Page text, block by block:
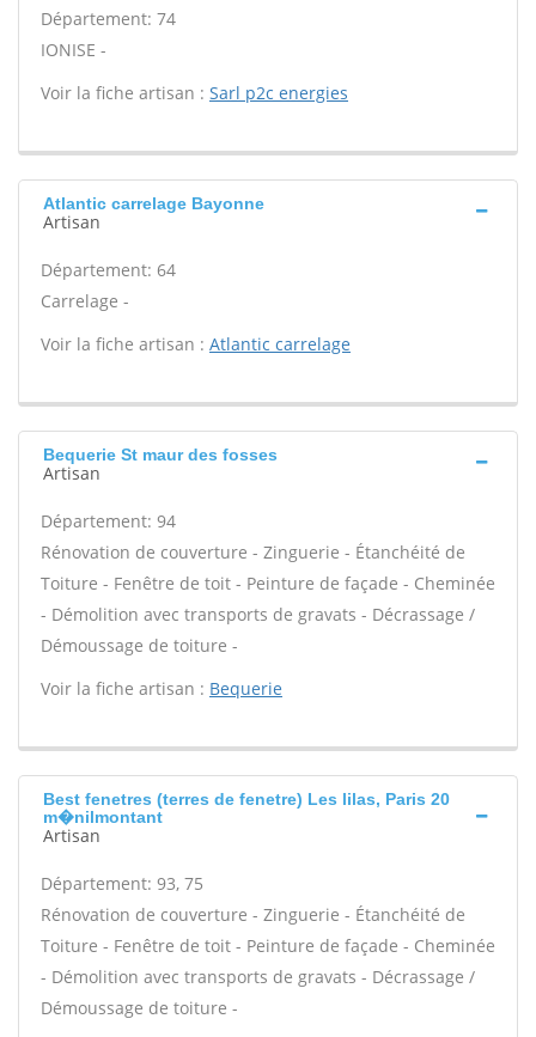
Département: 74
IONISE -
Voir la fiche artisan : Sarl p2c energies
Atlantic carrelage Bayonne
Artisan
Département: 64
Carrelage -
Voir la fiche artisan : Atlantic carrelage
Bequerie St maur des fosses
Artisan
Département: 94
Rénovation de couverture - Zinguerie - Étanchéité de
Toiture - Fenêtre de toit - Peinture de façade - Cheminée
- Démolition avec transports de gravats - Décrassage /
Démoussage de toiture -
Voir la fiche artisan : Bequerie
Best fenetres (terres de fenetre) Les lilas, Paris 20
m�nilmontant
Artisan
Département: 93, 75
Rénovation de couverture - Zinguerie - Étanchéité de
Toiture - Fenêtre de toit - Peinture de façade - Cheminée
- Démolition avec transports de gravats - Décrassage /
Démoussage de toiture -